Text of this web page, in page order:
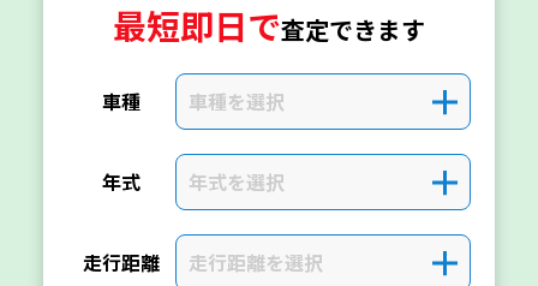
最短即日で査定できます
車種 車種を選択 ＋
年式 年式を選択 ＋
走行距離 走行距離を選択 ＋